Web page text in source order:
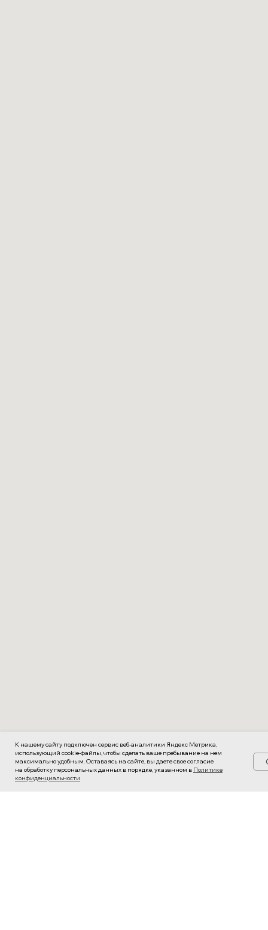
К нашему сайту подключен сервис веб-аналитики Яндекс Метрика,
использующий cookie-файлы, чтобы сделать ваше пребывание на нем
максимально удобным. Оставаясь на сайте, вы даете свое согласие
на обработку персональных данных в порядке, указанном в Политике
конфиденциальности